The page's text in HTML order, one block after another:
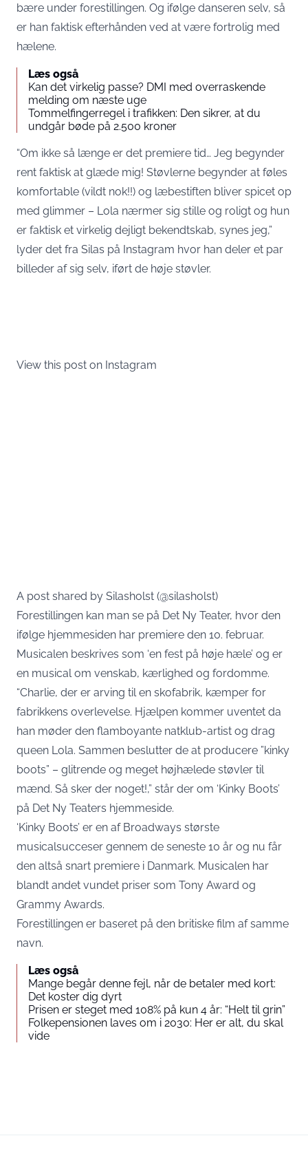
bære under forestillingen. Og ifølge danseren selv, så
er han faktisk efterhånden ved at være fortrolig med
hælene.
Læs også
Kan det virkelig passe? DMI med overraskende
melding om næste uge
Tommelfingerregel i trafikken: Den sikrer, at du
undgår bøde på 2.500 kroner
“Om ikke så længe er det premiere tid… Jeg begynder
rent faktisk at glæde mig! Støvlerne begynder at føles
komfortable (vildt nok!!) og læbestiften bliver spicet op
med glimmer – Lola nærmer sig stille og roligt og hun
er faktisk et virkelig dejligt bekendtskab, synes jeg,”
lyder det fra Silas på Instagram hvor han deler et par
billeder af sig selv, iført de høje støvler.
View this post on Instagram
A post shared by Silasholst (@silasholst)
Forestillingen kan man se på Det Ny Teater, hvor den
ifølge hjemmesiden har premiere den 10. februar.
Musicalen beskrives som ‘en fest på høje hæle’ og er
en musical om venskab, kærlighed og fordomme.
“Charlie, der er arving til en skofabrik, kæmper for
fabrikkens overlevelse. Hjælpen kommer uventet da
han møder den flamboyante natklub-artist og drag
queen Lola. Sammen beslutter de at producere ”kinky
boots” – glitrende og meget højhælede støvler til
mænd. Så sker der noget!,” står der om ‘Kinky Boots’
på Det Ny Teaters hjemmeside.
‘Kinky Boots’ er en af Broadways største
musicalsucceser gennem de seneste 10 år og nu får
den altså snart premiere i Danmark. Musicalen har
blandt andet vundet priser som Tony Award og
Grammy Awards.
Forestillingen er baseret på den britiske film af samme
navn.
Læs også
Mange begår denne fejl, når de betaler med kort:
Det koster dig dyrt
Prisen er steget med 108% på kun 4 år: “Helt til grin”
Folkepensionen laves om i 2030: Her er alt, du skal
vide